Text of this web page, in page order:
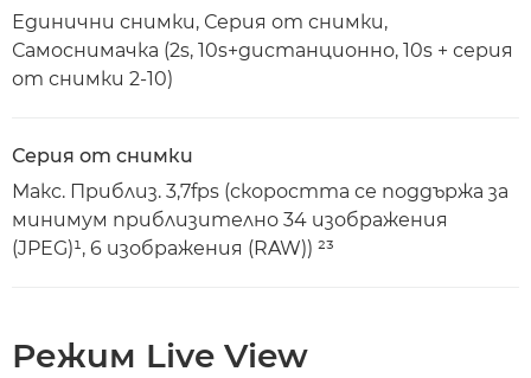
Единични снимки, Серия от снимки,
Самоснимачка (2s, 10s+дистанционно, 10s + серия
от снимки 2-10)
Серия от снимки
Макс. Приблиз. 3,7fps (скоростта се поддържа за
минимум приблизително 34 изображения
(JPEG)¹, 6 изображения (RAW)) ²³
Режим Live View